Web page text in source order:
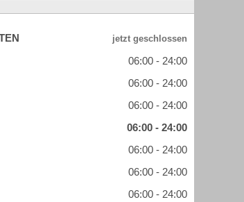
06:00 - 24:00
06:00 - 24:00
06:00 - 24:00
06:00 - 24:00
06:00 - 24:00
06:00 - 24:00
06:00 - 24:00